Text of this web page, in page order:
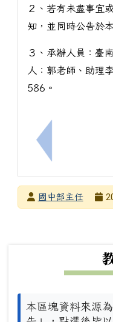
上一筆：國立
２、若有未盡事宜
知，並同時公告於
３、承辦人員：臺
人：郭老師、助理
586。
發布者國中部主任
本區塊資料來源